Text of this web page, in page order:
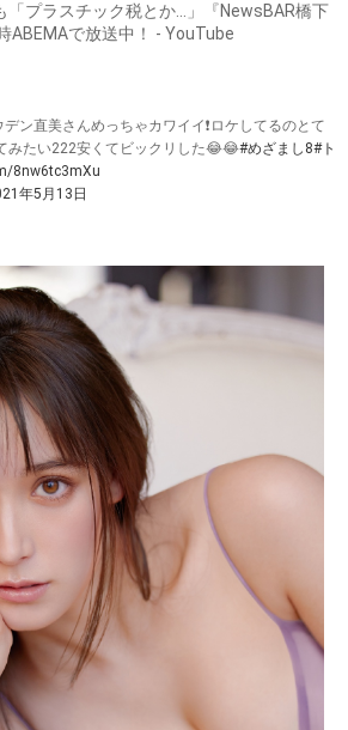
プラスチック税とか...」『NewsBAR橋下
ABEMAで放送中！ - YouTube
ン直美さんめっちゃカワイイ❗ロケしてるのとて
みたい222安くてビックリした😂😂#めざまし8#ト
8nw6tc3mXu
年5月13日